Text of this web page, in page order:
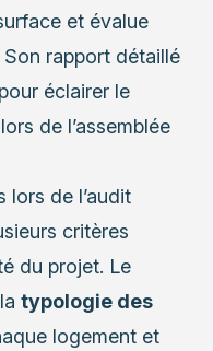
et évalue
Son rapport détaillé
éclairer le
de l’assemblée
lors de l’audit
critères
du projet. Le
typologie des
logement et